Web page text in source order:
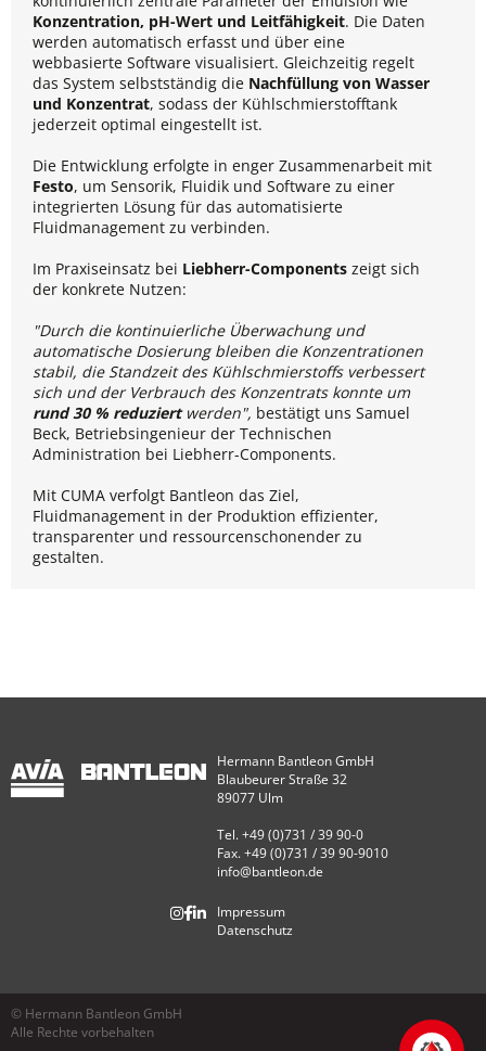
Konzentration, pH-Wert und Leitfähigkeit. Die Daten
werden automatisch erfasst und über eine
webbasierte Software visualisiert. Gleichzeitig regelt
das System selbstständig die Nachfüllung von Wasser
und Konzentrat, sodass der Kühlschmierstofftank
jederzeit optimal eingestellt ist.
Die Entwicklung erfolgte in enger Zusammenarbeit mit
Festo, um Sensorik, Fluidik und Software zu einer
integrierten Lösung für das automatisierte
Fluidmanagement zu verbinden.
Im Praxiseinsatz bei Liebherr-Components zeigt sich
der konkrete Nutzen:
"Durch die kontinuierliche Überwachung und
automatische Dosierung bleiben die Konzentrationen
stabil, die Standzeit des Kühlschmierstoffs verbessert
sich und der Verbrauch des Konzentrats konnte um
rund 30 % reduziertwerden", bestätigt uns Samuel
Beck, Betriebsingenieur der Technischen
Administration bei Liebherr-Components.
Mit CUMA verfolgt Bantleon das Ziel,
Fluidmanagement in der Produktion effizienter,
transparenter und ressourcenschonender zu
gestalten.
Hermann Bantleon GmbH
Blaubeurer Straße 32
89077 Ulm
Tel. +49 (0)731 / 39 90-0
Fax. +49 (0)731 / 39 90-9010
info@bantleon.de
Impressum
Datenschutz
© Hermann Bantleon GmbH
Alle Rechte vorbehalten